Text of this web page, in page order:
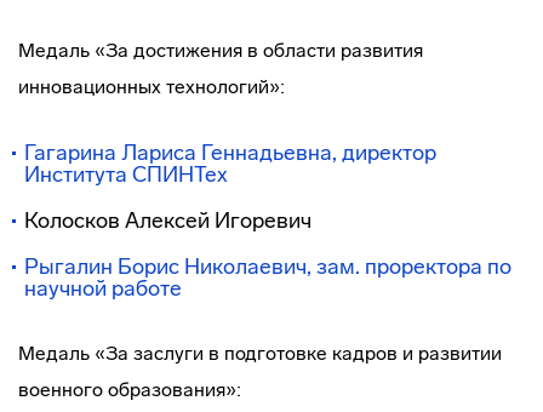
Медаль «За достижения в области развития
инновационных технологий»:
Гагарина Лариса Геннадьевна, директор
Института СПИНТех
Колосков Алексей Игоревич
Рыгалин Борис Николаевич, зам. проректора по
научной работе
Медаль «За заслуги в подготовке кадров и развитии
военного образования»: